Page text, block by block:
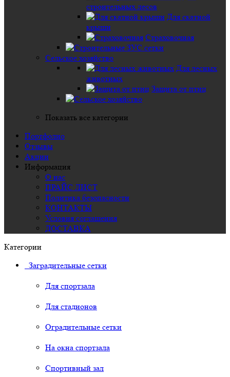
строительных лесов
Для скатной
крыши
Страховочная
Сельское хозяйство
Для лесных
животных
Защита от птиц
Показать все категории
Портфолио
Отзывы
Акции
Информация
О нас
ПРАЙС ЛИСТ
Политика безопасности
КОНТАКТЫ
Условия соглашения
ДОСТАВКА
Категории
Заградительные сетки
Для спортзала
Для стадионов
Оградительные сетки
На окна спортзала
Спортивный зал